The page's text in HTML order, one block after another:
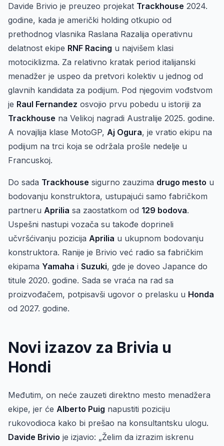
Davide Brivio je preuzeo projekat Trackhouse 2024.
godine, kada je američki holding otkupio od
prethodnog vlasnika Raslana Razalija operativnu
delatnost ekipe RNF Racing u najvišem klasi
motociklizma. Za relativno kratak period italijanski
menadžer je uspeo da pretvori kolektiv u jednog od
glavnih kandidata za podijum. Pod njegovim vođstvom
je Raul Fernandez osvojio prvu pobedu u istoriji za
Trackhouse na Velikoj nagradi Australije 2025. godine.
A novajlija klase MotoGP, Aj Ogura, je vratio ekipu na
podijum na trci koja se održala prošle nedelje u
Francuskoj.
Do sada Trackhouse sigurno zauzima drugo mesto u
bodovanju konstruktora, ustupajući samo fabričkom
partneru Aprilia sa zaostatkom od 129 bodova.
Uspešni nastupi vozača su takođe doprineli
učvršćivanju pozicija Aprilia u ukupnom bodovanju
konstruktora. Ranije je Brivio već radio sa fabričkim
ekipama Yamaha i Suzuki, gde je doveo Japance do
titule 2020. godine. Sada se vraća na rad sa
proizvođačem, potpisavši ugovor o prelasku u Honda
od 2027. godine.
Novi izazov za Brivia u
Hondi
Međutim, on neće zauzeti direktno mesto menadžera
ekipe, jer će Alberto Puig napustiti poziciju
rukovodioca kako bi prešao na konsultantsku ulogu.
Davide Brivio je izjavio: „Želim da izrazim iskrenu